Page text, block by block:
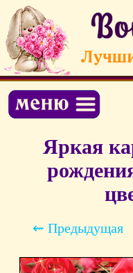
Яркая
⇜ Предыдущая